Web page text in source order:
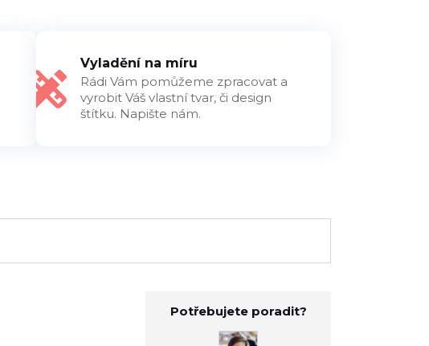
Vyladění na míru
Rádi Vám pomůžeme zpracovat a
vyrobit Váš vlastní tvar, či design
štítku. Napište nám.
Potřebujete poradit?